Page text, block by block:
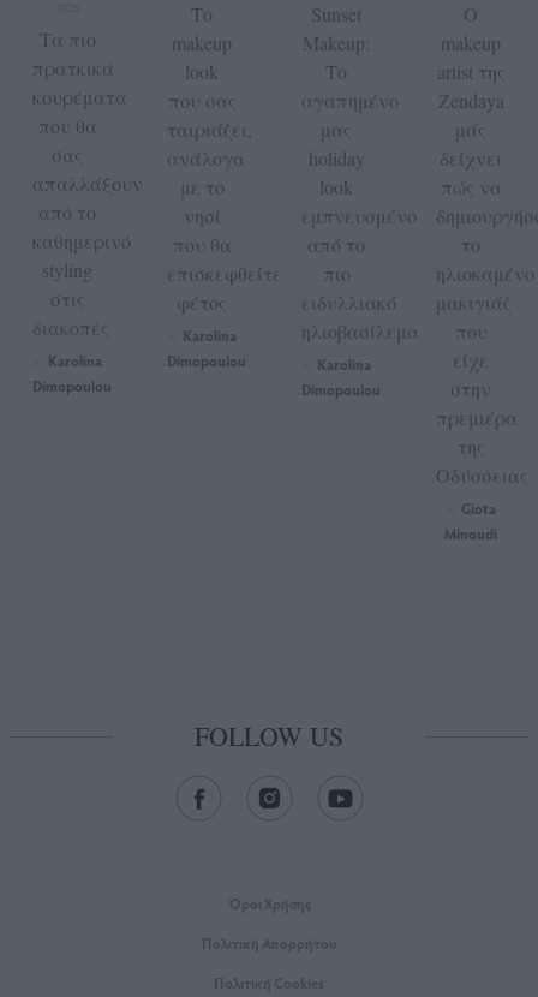
Τα πιο
πρατκικά
κουρέματα
που θα
σας
απαλλάξουν
από το
καθημερινό
styling
στις
διακοπές
Karolina
Dimopoulou
Το
makeup
look
που σας
ταιριάζει,
ανάλογα
με το
νησί
που θα
επισκεφθείτε
φέτος
Karolina
Dimopoulou
Sunset
Makeup:
Το
αγαπημένο
μας
holiday
look
εμπνευσμένo
από το
πιο
ειδυλλιακό
ηλιοβασίλεμα
Karolina
Dimopoulou
Ο
makeup
artist της
Zendaya
μάς
δείχνει
πώς να
το
ηλιοκαμένο
μακιγιάζ
που
είχε
στην
πρεμιέρα
της
Οδύσσειας
Giota
Minoudi
FOLLOW US
Όροι Xρήσης
Πολιτική Απορρήτου
Πολιτική Cookies